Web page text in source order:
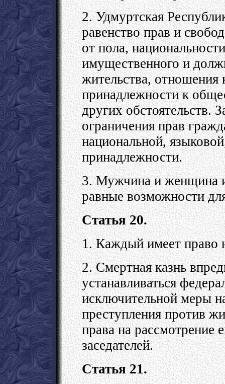
2. Удмуртская
равенство прав и
от пола,
имущественного и
жительства, отношения
принадлежности к
других
ограничения прав
национальной,
принадлежности.
3. Мужчина и женщина
равные возможности
Статья 20.
1. Каждый имеет право
2. Смертная казнь
устанавливаться
исключительной меры
преступления против
права на рассмотрение
заседателей.
Статья 21.